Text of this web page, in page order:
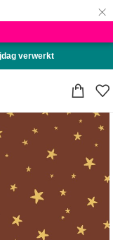
×
verwerkt